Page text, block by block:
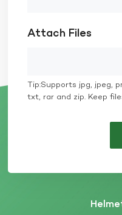
Attach Files
Tip:Supports jpg, jpeg,
txt, rar and zip. Keep